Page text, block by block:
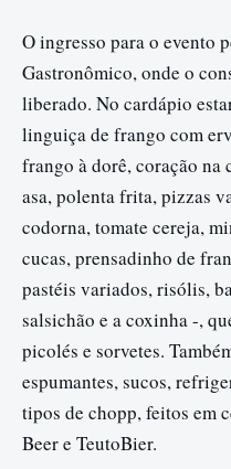
O ingresso para o evento
Gastronômico, onde o
liberado. No cardápio
linguiça de frango com
frango à dorê, coração na
asa, polenta frita, pizzas
codorna, tomate cereja,
cucas, prensadinho de
pastéis variados, risólis,
salsichão e a coxinha -,
picolés e sorvetes.
espumantes, sucos,
tipos de chopp, feitos em
Beer e TeutoBier.